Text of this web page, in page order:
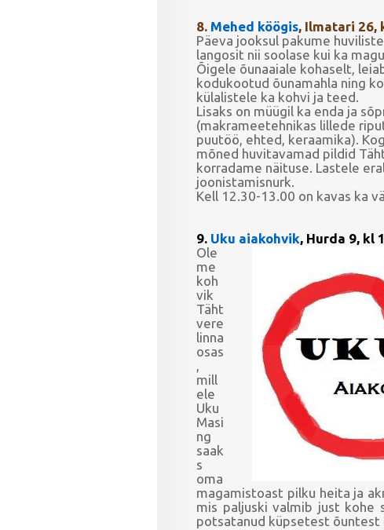
8. Mehed köögis, Ilmatari 26,
Päeva jooksul pakume
langosit nii soolase kui ka
Õigele õunaaiale kohaselt,
kodukootud õunamahla ning
külalistele ka kohvi ja teed.
Lisaks on müügil ka enda ja
(makrameetehnikas lillede
puutöö, ehted, keraamika).
mõned huvitavamad pildid
korradame näituse. Lastele
joonistamisnurk.
Kell 12.30-13.00 on kavas ka
9. Uku aiakohvik, Hurda 9, kl
Ole
me
koh
vik
Täht
vere
linna
osas
,
mill
ele
Uku
Masi
ng
saak
s
oma
magamistoast pilku heita ja
mis paljuski valmib just kohe
potsatanud küpsetest